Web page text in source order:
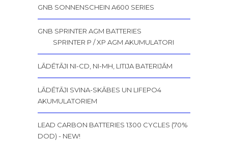
GNB SONNENSCHEIN A600 SERIES
GNB SPRINTER AGM BATTERIES
SPRINTER P / XP AGM AKUMULATORI
LĀDĒTĀJI NI-CD, NI-MH, LITIJA BATERIJĀM
LĀDĒTĀJI SVINA-SKĀBES UN LIFEPO4
AKUMULATORIEM
LEAD CARBON BATTERIES 1300 CYCLES (70%
DOD) - NEW!